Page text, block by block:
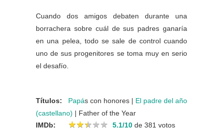
Cuando dos amigos debaten durante una
borrachera sobre cuál de sus padres ganaría
en una pelea, todo se sale de control cuando
uno de sus progenitores se toma muy en serio
el desafío.
Títulos: Papás con honores | El padre del año
(castellano) | Father of the Year
IMDb:
★★★★★
★★★★★ 5.1/10 de 381 votos